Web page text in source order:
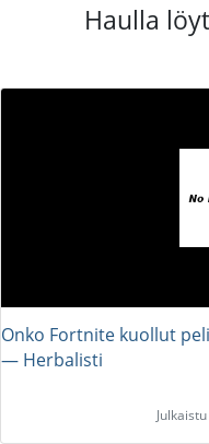
Haulla
Onko Fortnite kuollut
― Herbalisti